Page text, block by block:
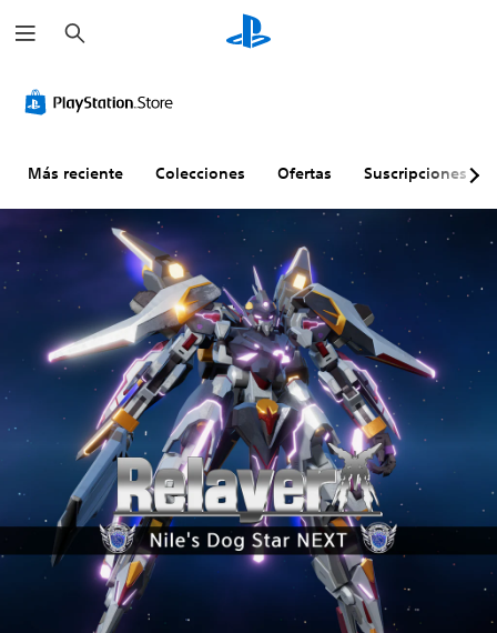
u
s
r
Más reciente Colecciones Ofertas Suscripciones